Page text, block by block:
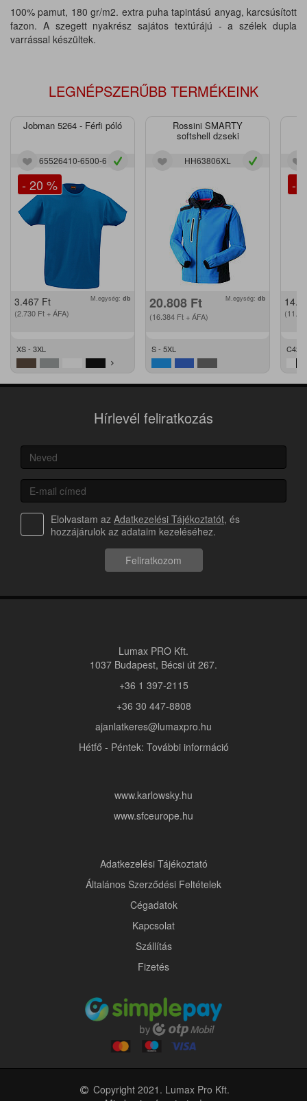
100% pamut, 180 gr/m2. extra puha tapintású anyag, karcsúsított
fazon. A szegett nyakrész sajátos textúrájú - a szélek dupla
varrással készültek.
LEGNÉPSZERŰBB TERMÉKEINK
Jobman 5264 - Férfi póló
65526410-6500-6
- 20 %
3.467 Ft
(2.730 Ft + ÁFA)
M.egység: db
XS - 3XL
Rossini SMARTY
softshell dzseki
HH63806XL
20.808 Ft
(16.384 Ft + ÁFA)
M.egység: db
S - 5XL
-
C42 -
Hírlevél feliratkozás
Elolvastam az Adatkezelési Tájékoztatót, és
hozzájárulok az adataim kezeléséhez.
Feliratkozom
Lumax PRO Kft.
1037 Budapest, Bécsi út 267.
+36 1 397-2115
+36 30 447-8808
ajanlatkeres@lumaxpro.hu
Hétfő - Péntek: További információ
www.karlowsky.hu
www.sfceurope.hu
Adatkezelési Tájékoztató
Általános Szerződési Feltételek
Cégadatok
Kapcsolat
Szállítás
Fizetés
Copyright 2021. Lumax Pro Kft.